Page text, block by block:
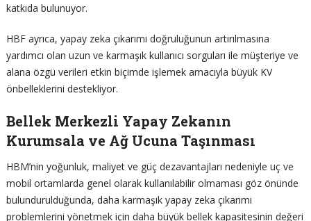
katkıda bulunuyor.
HBF ayrıca, yapay zeka çıkarımı doğruluğunun artırılmasına
yardımcı olan uzun ve karmaşık kullanıcı sorguları ile müşteriye ve
alana özgü verileri etkin biçimde işlemek amacıyla büyük KV
önbelleklerini destekliyor.
Bellek Merkezli Yapay Zekanın
Kurumsala ve Ağ Ucuna Taşınması
HBM’nin yoğunluk, maliyet ve güç dezavantajları nedeniyle uç ve
mobil ortamlarda genel olarak kullanılabilir olmaması göz önünde
bulundurulduğunda, daha karmaşık yapay zeka çıkarımı
problemlerini yönetmek için daha büyük bellek kapasitesinin değeri